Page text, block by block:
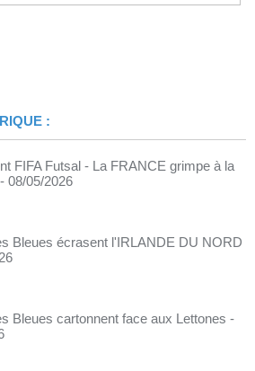
:
FIFA Futsal - La FRANCE grimpe à la
- 08/05/2026
Bleues écrasent l'IRLANDE DU NORD
Bleues cartonnent face aux Lettones -